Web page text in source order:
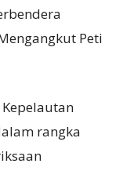
Peti
rangka